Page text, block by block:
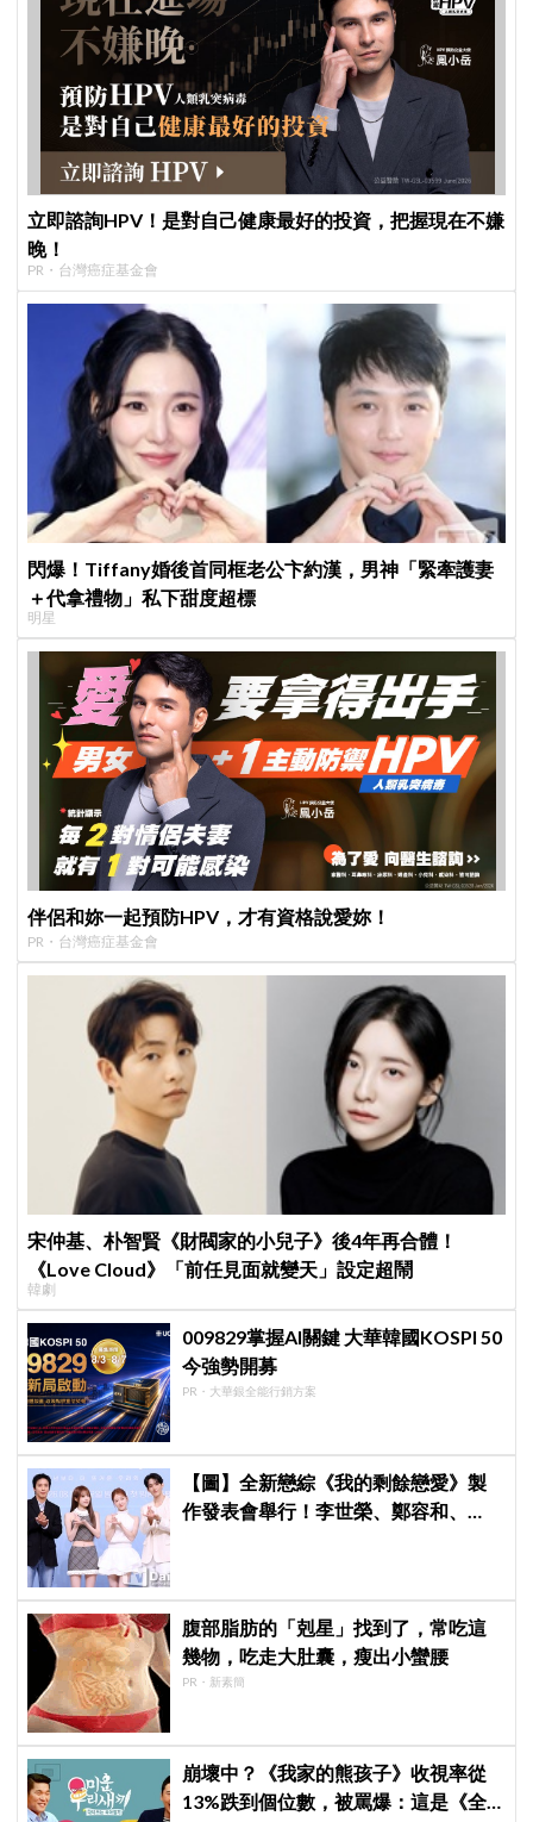
立即諮詢HPV！是對自己健康最好的投資，把握現在不嫌
晚！
PR・台灣癌症基金會
閃爆！Tiffany婚後首同框老公卞約漢，男神「緊牽護妻
＋代拿禮物」私下甜度超標
明星
伴侶和妳一起預防HPV，才有資格說愛妳！
PR・台灣癌症基金會
宋仲基、朴智賢《財閥家的小兒子》後4年再合體！
《Love Cloud》「前任見面就變天」設定超鬧
韓劇
009829掌握AI關鍵 大華韓國KOSPI 50
今強勢開募
PR・大華銀全能行銷方案
【圖】全新戀綜《我的剩餘戀愛》製
作發表會舉行！李世榮、鄭容和、
腹部脂肪的「剋星」找到了，常吃這
幾物，吃走大肚囊，瘦出小蠻腰
PR・新素簡
崩壞中？《我家的熊孩子》收視率從
13%跌到個位數，被罵爆：這是《全